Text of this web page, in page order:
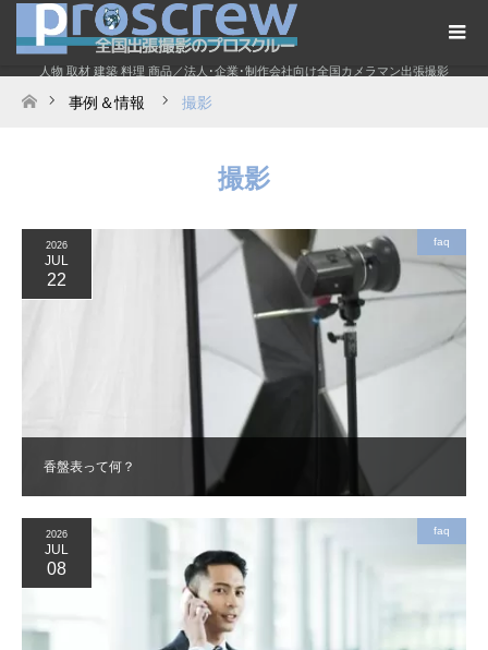
人物 取材 建築 料理 商品／法人･企業･制作会社向け全国カメラマン出張撮影
ホーム
事例＆情報 撮影
撮影
香盤表って何？
2026
JUL
22
faq
2026
JUL
08
faq